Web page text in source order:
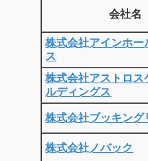
会社名
株式会社アインホー
ス
株式会社アストロス
ルディングス
株式会社ブッキング
株式会社ノバック